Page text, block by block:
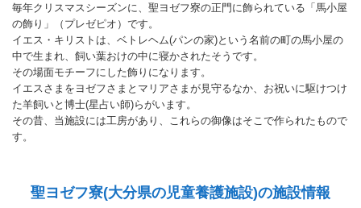
毎年クリスマスシーズンに、聖ヨゼフ寮の正門に飾られている「馬小屋
の飾り」（プレゼピオ）です。
イエス・キリストは、ベトレヘム(パンの家)という名前の町の馬小屋の
中で生まれ、飼い葉おけの中に寝かされたそうです。
その場面モチーフにした飾りになります。
イエスさまをヨゼフさまとマリアさまが見守るなか、お祝いに駆けつけ
た羊飼いと博士(星占い師)らがいます。
その昔、当施設には工房があり、これらの御像はそこで作られたもので
す。
聖ヨゼフ寮(大分県の児童養護施設)の施設情報